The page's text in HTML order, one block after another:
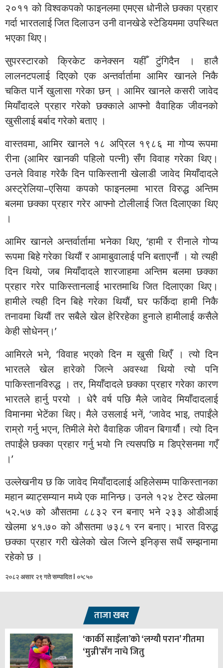
२०११ को विश्वकपको फाइनलमा एमएस धोनीले छक्का प्रहार
गर्दा भारतलाई जित दिलाउन उनी वानखेडे स्टेडियममा उपस्थित
भएका थिए।
सुपरस्टारको क्रिकेट कनेक्सन यहीँ टुंगिदैन । हालै
लालनटपलाई दिएको एक अन्तर्वार्तामा आमिर खानले निकै
चकित पार्ने खुलासा गरेका छन् । आमिर खानले कसरी जावेद
मियाँदादले प्रहार गरेको छक्काले आफ्नो वैवाहिक जीवनको
खुसीलाई बर्बाद गरेको बताए ।
वास्तवमा, आमिर खानले १८ अप्रिल १९८६ मा गोप्य रूपमा
रीना (आमिर खानकी पहिलो पत्नी) सँग विवाह गरेका थिए।
उनले विवाह गरेकै दिन पाकिस्तानी खेलाडी जावेद मियाँदादले
अस्ट्रेलिया–एसिया कपको फाइनलमा भारत विरुद्ध अन्तिम
बलमा छक्का प्रहार गरेर आफ्नो टोलीलाई जित दिलाएका थिए
।
आमिर खानले अन्तर्वार्तामा भनेका थिए, ‘हामी र रीनाले गोप्य
रूपमा बिहे गरेका थियौं र आमाबुवालाई पनि बताएनौं । यो त्यही
दिन थियो, जब मियाँदादले शारजाहमा अन्तिम बलमा छक्का
प्रहार गरेर पाकिस्तानलाई भारतमाथि जित दिलाएका थिए।
हामीले त्यही दिन बिहे गरेका थियौं, घर फर्किदा हामी निकै
तनावमा थियौं तर सबैले खेल हेरिरहेका हुनाले हामीलाई कसैले
केही सोधेनन्।’
आमिरले भने, ‘विवाह भएको दिन म खुसी थिएँ । त्यो दिन
भारतले खेल हारेको जित्ने अवस्था थियो त्यो पनि
पाकिस्तानविरुद्ध । तर, मियाँदादले छक्का प्रहार गरेका कारण
भारतले हार्नु परयो । धेरै वर्ष पछि मैले जावेद मियाँदादलाई
विमानमा भेटेंका थिए। मैले उसलाई भनें, ‘जावेद भाइ, तपाईंले
राम्रो गर्नु भएन, तिमीले मेरो वैवाहिक जीवन बिगार्यौ। त्यो दिन
तपाईंले छक्का प्रहार गर्नु भयो नि त्यसपछि म डिप्रेसनमा गएँ
।’
उल्लेखनीय छ कि जावेद मियाँदादलाई अहिलेसम्म पाकिस्तानका
महान ब्याट्सम्यान मध्ये एक मानिन्छ। उनले १२४ टेस्ट खेलमा
५२.५७ को औसतमा ८८३२ रन बनाए भने २३३ ओडीआई
खेलमा ४१.७० को औसतमा ७३८१ रन बनाए। भारत विरुद्ध
छक्का प्रहार गरी खेलेको खेल जित्ने इनिङ्स सधैं सम्झनामा
रहेको छ ।
२०८२ असार २९ गते सम्पादित l ०५:५०
ताजा खबर
‘कार्की साइँला’को ‘लग्यौ परान’ गीतमा
‘मुन्नी’सँग नाचे जितु